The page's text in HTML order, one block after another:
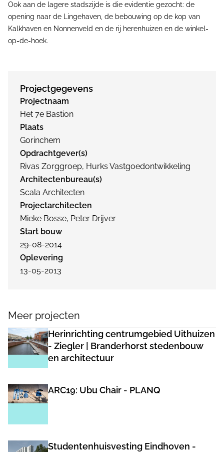
Ook aan de lagere stadszijde is die evidentie gezocht: de
opening naar de Lingehaven, de bebouwing op de kop van
Kalkhaven en Nonnenveld en de rij herenhuizen en de winkel-
op-de-hoek.
Projectgegevens
Projectnaam
Het 7e Bastion
Plaats
Gorinchem
Opdrachtgever(s)
Rivas Zorggroep, Hurks Vastgoedontwikkeling
Architectenbureau(s)
Scala Architecten
Projectarchitecten
Mieke Bosse, Peter Drijver
Start bouw
29-08-2014
Oplevering
13-05-2013
Meer projecten
Herinrichting centrumgebied Uithuizen
- Ziegler | Branderhorst stedenbouw
en architectuur
ARC19: Ubu Chair - PLANQ
Studentenhuisvesting Eindhoven -